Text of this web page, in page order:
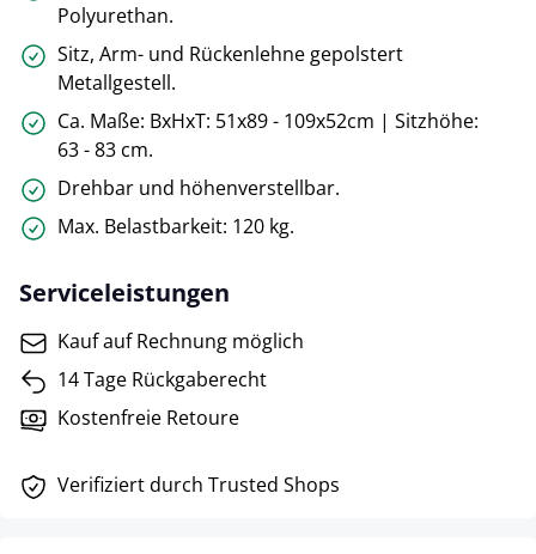
Polyurethan.
Sitz, Arm- und Rückenlehne gepolstert
Metallgestell.
Ca. Maße: BxHxT: 51x89 - 109x52cm | Sitzhöhe:
63 - 83 cm.
Drehbar und höhenverstellbar.
Max. Belastbarkeit: 120 kg.
Serviceleistungen
Kauf auf Rechnung möglich
14 Tage Rückgaberecht
Kostenfreie Retoure
Verifiziert durch Trusted Shops